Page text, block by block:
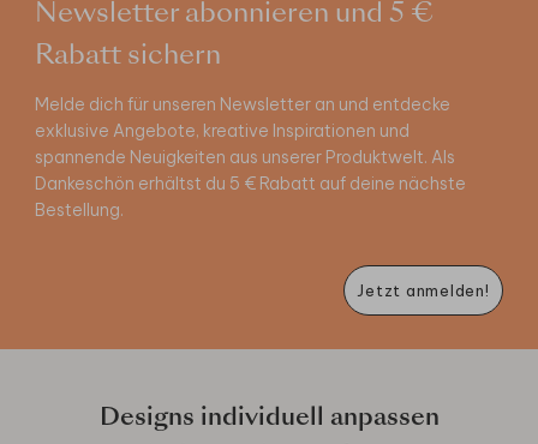
Newsletter abonnieren und 5 €
Rabatt sichern
Melde dich für unseren Newsletter an und entdecke
exklusive Angebote, kreative Inspirationen und
spannende Neuigkeiten aus unserer Produktwelt. Als
Dankeschön erhältst du 5 € Rabatt auf deine nächste
Bestellung.
Jetzt anmelden!
Designs individuell anpassen